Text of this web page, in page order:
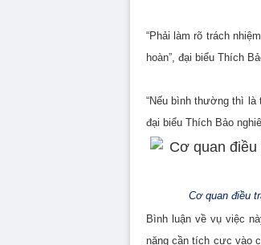
“Phải làm rõ trách
hoàn”, đại biểu Thích
“Nếu bình thường thì là
đại biểu Thích Bảo
Cơ quan điều
Bình luận về vụ việc
năng cần tích cực vào